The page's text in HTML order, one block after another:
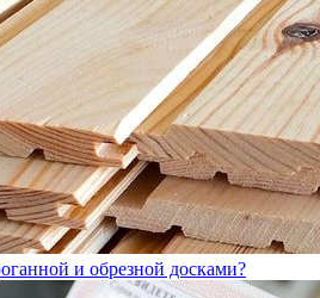
и обрезной досками?